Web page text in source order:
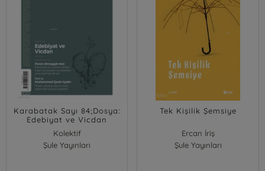
Karabatak Sayı 84;Dosya:
Edebiyat ve Vicdan
Kolektif
Şule Yayınları
Tek Kişilik Şemsiye
Ercan İriş
Şule Yayınları